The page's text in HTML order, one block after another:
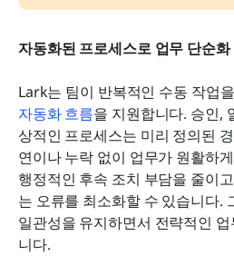
자동화된 프로세스로 업무 단순화
자동화 흐름을 지원합니다. 승인,
상적인 프로세스는 미리 정의된
연이나 누락 없이 업무가 원활하
행정적인 후속 조치 부담을 줄이
는 오류를 최소화할 수 있습니다.
일관성을 유지하면서 전략적인
니다.